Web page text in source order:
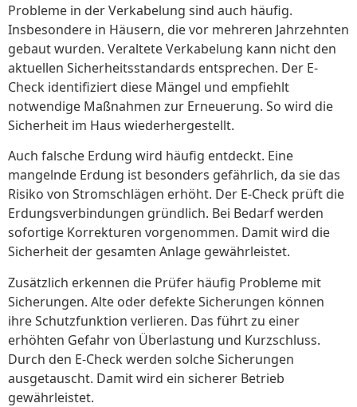
Probleme in der Verkabelung sind auch häufig.
Insbesondere in Häusern, die vor mehreren Jahrzehnten
gebaut wurden. Veraltete Verkabelung kann nicht den
aktuellen Sicherheitsstandards entsprechen. Der E-
Check identifiziert diese Mängel und empfiehlt
notwendige Maßnahmen zur Erneuerung. So wird die
Sicherheit im Haus wiederhergestellt.
Auch falsche Erdung wird häufig entdeckt. Eine
mangelnde Erdung ist besonders gefährlich, da sie das
Risiko von Stromschlägen erhöht. Der E-Check prüft die
Erdungsverbindungen gründlich. Bei Bedarf werden
sofortige Korrekturen vorgenommen. Damit wird die
Sicherheit der gesamten Anlage gewährleistet.
Zusätzlich erkennen die Prüfer häufig Probleme mit
Sicherungen. Alte oder defekte Sicherungen können
ihre Schutzfunktion verlieren. Das führt zu einer
erhöhten Gefahr von Überlastung und Kurzschluss.
Durch den E-Check werden solche Sicherungen
ausgetauscht. Damit wird ein sicherer Betrieb
gewährleistet.